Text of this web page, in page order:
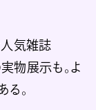
人気雑誌
実物展示も。よ
る。